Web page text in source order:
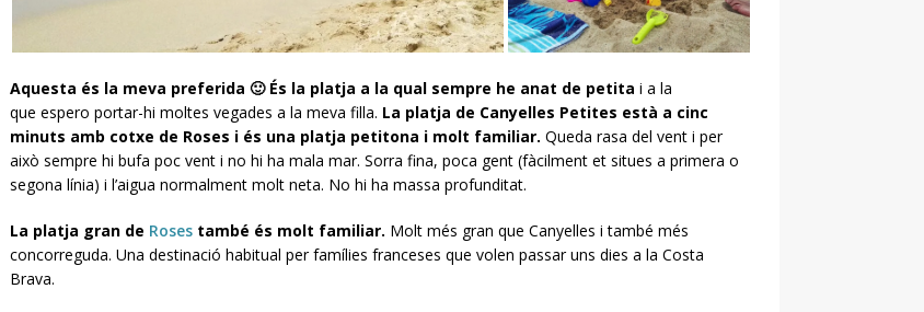
Aquesta és la meva preferida 🙂 És la platja a la qual sempre he anat de petita i a la
que espero portar-hi moltes vegades a la meva filla. La platja de Canyelles Petites està a cinc
minuts amb cotxe de Roses i és una platja petitona i molt familiar. Queda rasa del vent i per
això sempre hi bufa poc vent i no hi ha mala mar. Sorra fina, poca gent (fàcilment et situes a primera o
segona línia) i l’aigua normalment molt neta. No hi ha massa profunditat.
La platja gran de Rosestambé és molt familiar. Molt més gran que Canyelles i també més
concorreguda. Una destinació habitual per famílies franceses que volen passar uns dies a la Costa
Brava.